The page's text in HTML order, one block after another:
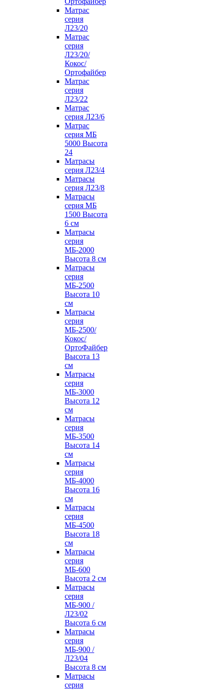
Матрас
серия
Л23/20
Матрас
серия
Л23/20/
Кокос/
Ортофайбер
Матрас
серия
Л23/22
Матрас
серия Л23/6
Матрас
серия МБ
5000 Высота
24
Матрасы
серия Л23/4
Матрасы
серия Л23/8
Матрасы
серия МБ
1500 Высота
6 см
Матрасы
серия
МБ-2000
Высота 8 см
Матрасы
серия
МБ-2500
Высота 10
см
Матрасы
серия
МБ-2500/
Кокос/
ОртоФайбер
Высота 13
см
Матрасы
серия
МБ-3000
Высота 12
см
Матрасы
серия
МБ-3500
Высота 14
см
Матрасы
серия
МБ-4000
Высота 16
см
Матрасы
серия
МБ-4500
Высота 18
см
Матрасы
серия
МБ-600
Высота 2 см
Матрасы
серия
МБ-900 /
Л23/02
Высота 6 см
Матрасы
серия
МБ-900 /
Л23/04
Высота 8 см
Матрасы
серия